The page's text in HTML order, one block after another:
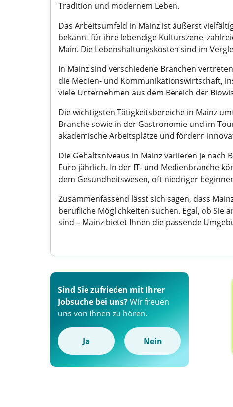
Tradition und modernem Leben.
Das Arbeitsumfeld in Mainz ist äußerst
bekannt für ihre lebendige Kulturszene,
Main. Die Lebenshaltungskosten sind im
In Mainz sind verschiedene Branchen
die Medien- und Kommunikationswirtschaft,
viele Unternehmen aus dem Bereich der
Die wichtigsten Tätigkeitsbereiche in Mainz
Branche sowie in der Gastronomie und im
akademische Arbeitsplätze und fördern
Die Gehaltsniveaus in Mainz variieren je nach
Euro jährlich. In der IT- und Medienbranche
dem Gesundheitswesen, oft niedriger
Zusammenfassend lässt sich sagen, dass
berufliche Möglichkeiten suchen. Egal, ob
sind – Mainz bietet Ihnen die passende
Sind Sie zufrieden mit Ihrer
Jobsuche bei uns?Wir freuen
uns von Ihnen zu hören.
Ja Nein